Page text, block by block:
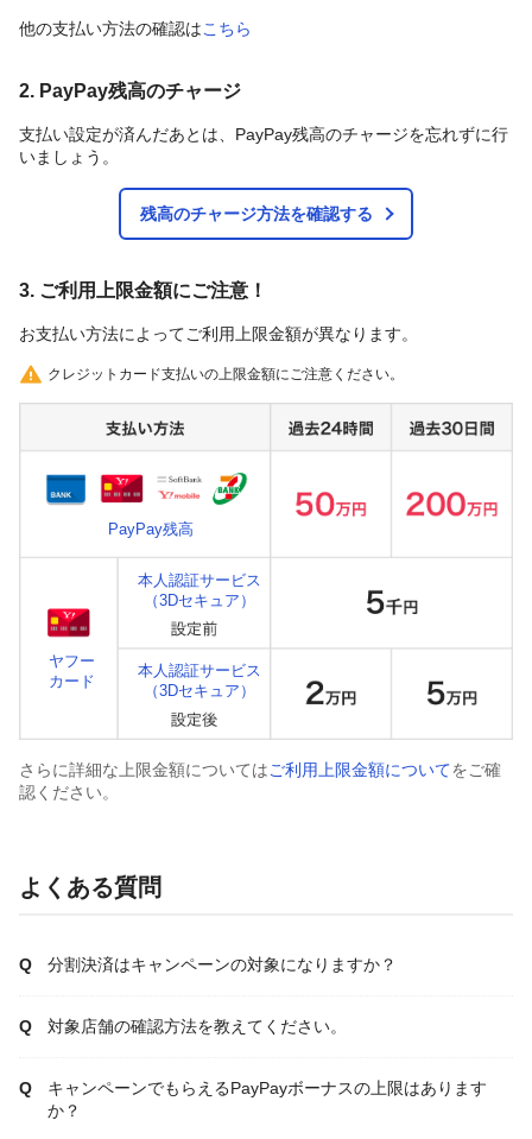
他の支払い方法の確認はこちら
2. PayPay残高のチャージ
支払い設定が済んだあとは、PayPay残高のチャージを忘れずに行
いましょう。
残高のチャージ方法を確認する
3. ご利用上限金額にご注意！
お支払い方法によってご利用上限金額が異なります。
クレジットカード支払いの上限金額にご注意ください。
PayPay残高
ヤフー
カード
本人認証サービス
（3Dセキュア）
本人認証サービス
（3Dセキュア）
さらに詳細な上限金額についてはご利用上限金額についてをご確
認ください。
よくある質問
分割決済はキャンペーンの対象になりますか？
対象店舗の確認方法を教えてください。
キャンペーンでもらえるPayPayボーナスの上限はあります
か？